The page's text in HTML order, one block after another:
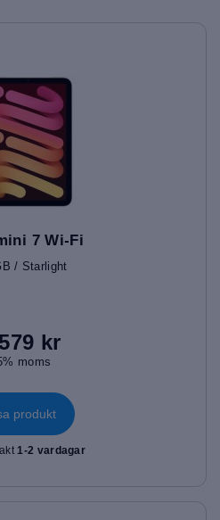
7 Wi-Fi
/ Starlight
kr
moms
produkt
1-2 vardagar